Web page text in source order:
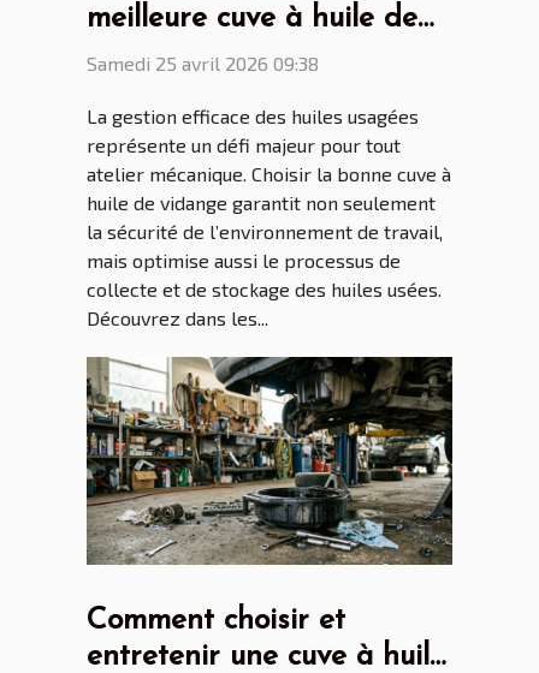
meilleure cuve à huile de
vidange pour votre atelier
Samedi 25 avril 2026 09:38
La gestion efficace des huiles usagées
représente un défi majeur pour tout
atelier mécanique. Choisir la bonne cuve à
huile de vidange garantit non seulement
la sécurité de l’environnement de travail,
mais optimise aussi le processus de
collecte et de stockage des huiles usées.
Découvrez dans les...
Comment choisir et
entretenir une cuve à huile